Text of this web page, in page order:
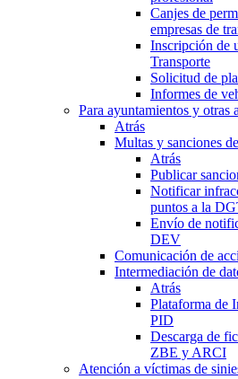
Canjes de
empresas de
Inscripción de
Transporte
Solicitud de
Informes de
Para ayuntamientos y otras
Atrás
Multas y sanciones
Atrás
Publicar
Notificar
puntos a la
Envío de
DEV
Comunicación de
Intermediación de
Atrás
Plataforma de
PID
Descarga de
ZBE y ARCI
Atención a víctimas de